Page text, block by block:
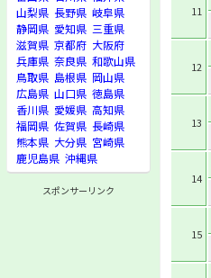
山梨県 長野県 岐阜県
静岡県 愛知県 三重県
滋賀県 京都府 大阪府
兵庫県 奈良県 和歌山県
鳥取県 島根県 岡山県
広島県 山口県 徳島県
香川県 愛媛県 高知県
福岡県 佐賀県 長崎県
熊本県 大分県 宮崎県
鹿児島県 沖縄県
スポンサーリンク
11
12
13
14
15